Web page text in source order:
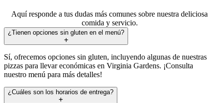
Aquí responde a tus dudas más comunes sobre nuestra deliciosa
comida y servicio.
¿Tienen opciones sin gluten en el menú?
Sí, ofrecemos opciones sin gluten, incluyendo algunas de nuestras
pizzas para llevar económicas en Virginia Gardens. ¡Consulta
nuestro menú para más detalles!
¿Cuáles son los horarios de entrega?